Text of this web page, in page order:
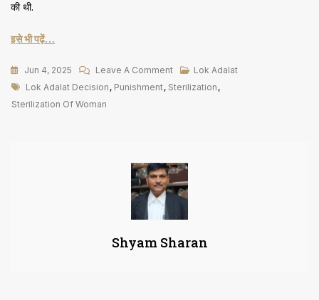
की थी.
इसे भी पढ़ें…
Jun 4, 2025 Leave A CommentOn
महिला
सरकार
करे
Lok Adalat
Tags
Lok Adalat Decision , Punishment, Sterilization ,
Sterilization Of Woman
Shyam Sharan